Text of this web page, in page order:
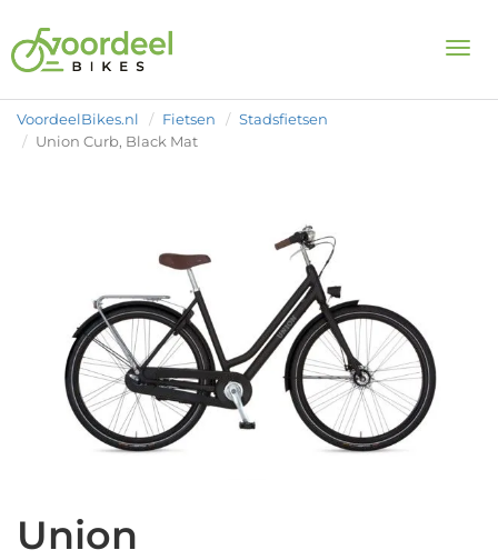
VoordeelBikes.nl Fietsen
Stadsfietsen
Union Curb, Black Mat
Union